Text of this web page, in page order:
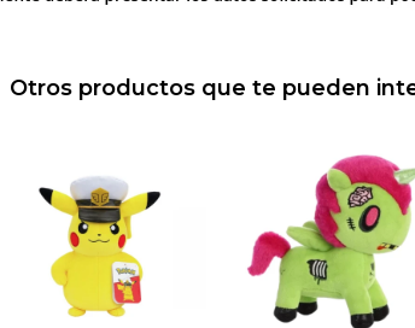
Otros productos que te pueden